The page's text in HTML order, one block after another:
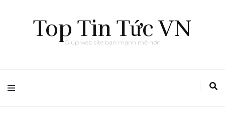
Top Tin Tức VN
Giúp web site bạn mạnh mẽ hơn